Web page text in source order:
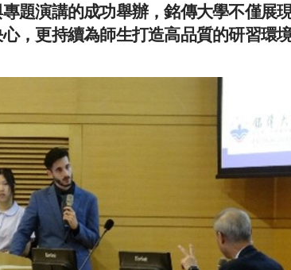
題演講的成功舉辦，銘傳大學不僅展
，更持續為師生打造高品質的研習環